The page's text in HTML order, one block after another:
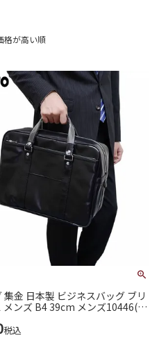
格が高い順
集金 日本製 ビジネスバッグ ブリ
メンズ B4 39cm メンズ10446(1
税込